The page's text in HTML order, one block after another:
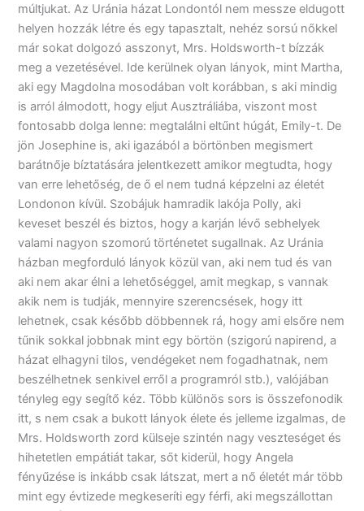
múltjukat. Az Uránia házat Londontól nem messze eldugott
helyen hozzák létre és egy tapasztalt, nehéz sorsú nőkkel
már sokat dolgozó asszonyt, Mrs. Holdsworth-t bízzák
meg a vezetésével. Ide kerülnek olyan lányok, mint Martha,
aki egy Magdolna mosodában volt korábban, s aki mindig
is arról álmodott, hogy eljut Ausztráliába, viszont most
fontosabb dolga lenne: megtalálni eltűnt húgát, Emily-t. De
jön Josephine is, aki igazából a börtönben megismert
barátnője bíztatására jelentkezett amikor megtudta, hogy
van erre lehetőség, de ő el nem tudná képzelni az életét
Londonon kívül. Szobájuk hamradik lakója Polly, aki
keveset beszél és biztos, hogy a karján lévő sebhelyek
valami nagyon szomorú történetet sugallnak. Az Uránia
házban megforduló lányok közül van, aki nem tud és van
aki nem akar élni a lehetőséggel, amit megkap, s vannak
akik nem is tudják, mennyire szerencsések, hogy itt
lehetnek, csak később döbbennek rá, hogy ami elsőre nem
tűnik sokkal jobbnak mint egy börtön (szigorú napirend, a
házat elhagyni tilos, vendégeket nem fogadhatnak, nem
beszélhetnek senkivel erről a programról stb.), valójában
tényleg egy segítő kéz. Több különös sors is összefonodik
itt, s nem csak a bukott lányok élete és jelleme izgalmas, de
Mrs. Holdsworth zord külseje szintén nagy veszteséget és
hihetetlen empátiát takar, sőt kiderül, hogy Angela
fényűzése is inkább csak látszat, mert a nő életét már több
mint egy évtizede megkeseríti egy férfi, aki megszállottan